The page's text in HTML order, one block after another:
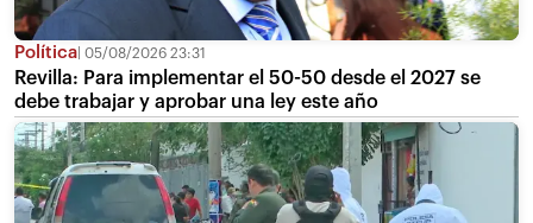
Política 05/08/2026 23:31
Revilla: Para implementar el 50-50 desde el 2027 se
debe trabajar y aprobar una ley este año